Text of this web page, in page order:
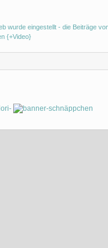
wurde eingestellt - die Beiträge
{+Video}